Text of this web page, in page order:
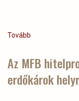
Tovább
a
Magyar
Mérnöki
Az MFB
erdőkárok